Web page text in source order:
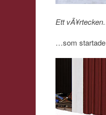
Ett
…som startade